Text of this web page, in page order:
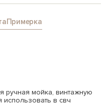
Примерка
ручная мойка, винтажную
использовать в свч